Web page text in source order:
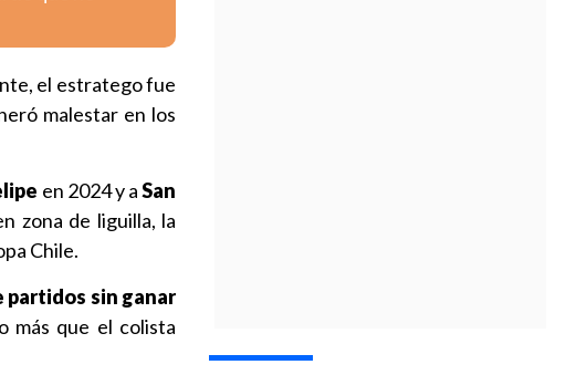
el estratego fue
malestar en los
en 2024 y aSan
zona de liguilla, la
Chile.
partidos sin ganar
más que el colista